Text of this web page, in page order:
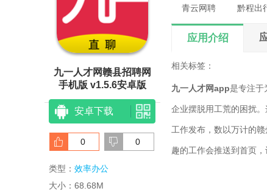
九一人才网赣县招聘网
手机版 v1.5.6安卓版
安卓下载
0 0
类型： 效率办公
大小：68.68M
青云网聘 黔程出
应用介绍
相关标签：
九一人才网app是专注于
企业摆脱用工荒的困扰
工作发布，数以万计的
趣的工作会推送到首页，